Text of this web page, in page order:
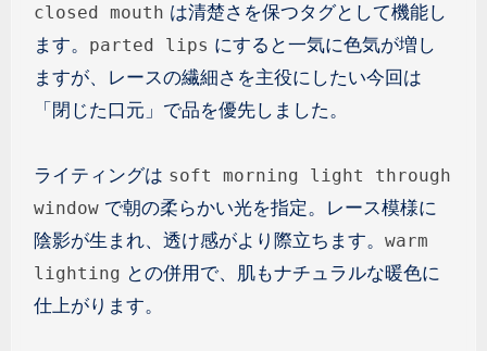
closed mouth は清楚さを保つタグとして機能し
ます。
parted lips にすると一気に色気が増し
ますが、レースの繊細さを主役にしたい今回は
「閉じた口元」で品を優先しました。
ライティングは soft morning light through
windowで朝の柔らかい光を指定。レース模様に
陰影が生まれ、透け感がより際立ちます。 warm
lighting との併用で、肌もナチュラルな暖色に
仕上がります。